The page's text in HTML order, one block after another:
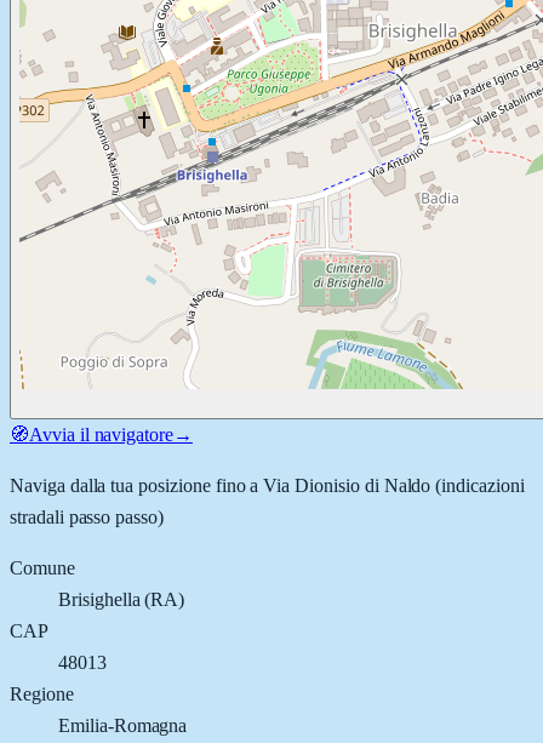
🧭Avvia il navigatore→
Naviga dalla tua posizione fino aVia Dionisio di Naldo (indicazioni
stradali passo passo)
Comune
Brisighella (RA)
CAP
48013
Regione
Emilia-Romagna